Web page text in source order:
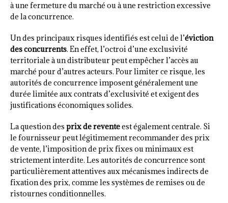
à une fermeture du marché ou à une restriction excessive
de la concurrence.
Un des principaux risques identifiés est celui de l’éviction
des concurrents. En effet, l’octroi d’une exclusivité
territoriale à un distributeur peut empêcher l’accès au
marché pour d’autres acteurs. Pour limiter ce risque, les
autorités de concurrence imposent généralement une
durée limitée aux contrats d’exclusivité et exigent des
justifications économiques solides.
La question des prix de reventeest également centrale. Si
le fournisseur peut légitimement recommander des prix
de vente, l’imposition de prix fixes ou minimaux est
strictement interdite. Les autorités de concurrence sont
particulièrement attentives aux mécanismes indirects de
fixation des prix, comme les systèmes de remises ou de
ristournes conditionnelles.